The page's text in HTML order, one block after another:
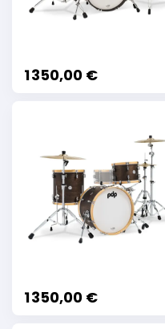
1 350,00 €
1 350,00 €